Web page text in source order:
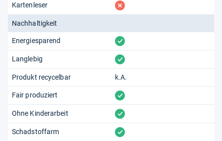
Kartenleser fehlt
Nachhaltigkeit
Energiesparend vorhanden
Langlebig vorhanden
Produkt recycelbar k.A.
Fair produziert vorhanden
Ohne Kinderarbeit vorhanden
Schadstoffarm vorhanden